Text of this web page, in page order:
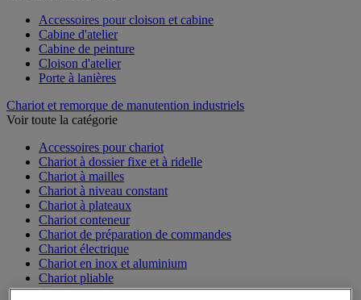
Accessoires pour cloison et cabine
Cabine d'atelier
Cabine de peinture
Cloison d'atelier
Porte à lanières
Chariot et remorque de manutention industriels
Voir toute la catégorie
Accessoires pour chariot
Chariot à dossier fixe et à ridelle
Chariot à mailles
Chariot à niveau constant
Chariot à plateaux
Chariot conteneur
Chariot de préparation de commandes
Chariot électrique
Chariot en inox et aluminium
Chariot pliable
Chariot pour bacs